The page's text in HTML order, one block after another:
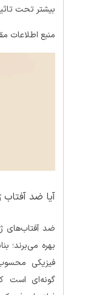
بیشتر تحت
منبع اطلاعات
آیا ضد
ضد آفتاب‌های
بهره می‌برند؛
فیزیکی
گونه‌ای است